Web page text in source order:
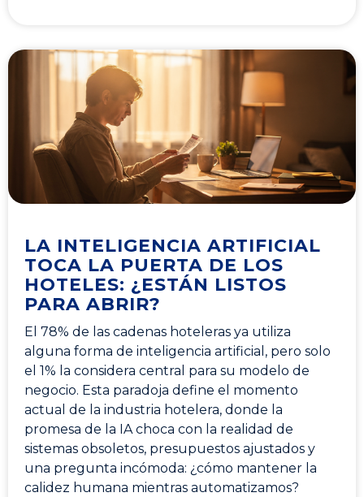
LA INTELIGENCIA ARTIFICIAL
TOCA LA PUERTA DE LOS
HOTELES: ¿ESTÁN LISTOS
PARA ABRIR?
El 78% de las cadenas hoteleras ya utiliza
alguna forma de inteligencia artificial, pero solo
el 1% la considera central para su modelo de
negocio. Esta paradoja define el momento
actual de la industria hotelera, donde la
promesa de la IA choca con la realidad de
sistemas obsoletos, presupuestos ajustados y
una pregunta incómoda: ¿cómo mantener la
calidez humana mientras automatizamos?